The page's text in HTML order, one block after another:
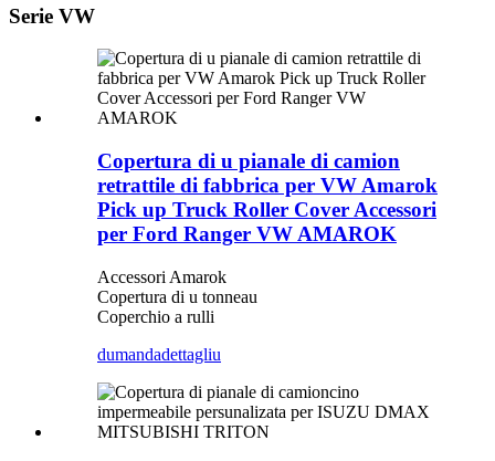
Serie VW
Copertura di u pianale di camion
retrattile di fabbrica per VW Amarok
Pick up Truck Roller Cover Accessori
per Ford Ranger VW AMAROK
Accessori Amarok
Copertura di u tonneau
Coperchio a rulli
dumandadettagliu